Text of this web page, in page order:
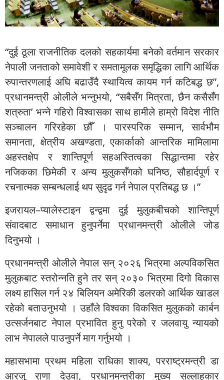
“दुई ठूला राजनीतिक दलको सहकार्यमा बनेको वर्तमान सरकार
नेपाली जनताको समावेशी र समतामूलक समृद्धिका लागि आर्थिक
रुपान्तरणलाई अघि बढाउँदै स्थायित्व कायम गर्न कटिबद्ध छ”,
प्रधानमन्त्री ओलीले भन्नुभयो, “सबैसँग मित्रता, छैन कसैसँग
शत्रुता’ भन्ने गहिरो विश्वासका साथ हामीले हाम्रो विदेश नीति
सञ्चालन गरिरहेका छौँ । पारस्परिक सम्मान, सार्वभौम
समानता, क्षेत्रीय अखण्डता, एकार्काको आन्तरिक मामिलामा
अहस्तक्षेप र शान्तिपूर्ण सहअस्तित्वका सिद्धान्तमा रहेर
नजिकका छिमेकी र अन्य मुलुकसँगको घनिष्ठ, सौहार्दपूर्ण र
रचनात्मक सम्बन्धलाई थप सुदृढ गर्न नेपाल प्रतिबद्ध छ ।”
इजरायल–प्यालेस्टाइन द्वन्द्वमा दुई मुलुकबीचको शान्तिपूर्ण
संवादबाट समाधान हुनुपर्नेमा प्रधानमन्त्री ओलीले जोड
दिनुभयो ।
प्रधानमन्त्री ओलीले नेपाल सन् २०२६ भित्रमा अल्पविकसित
मुलुकबाट स्तरोन्नति हुने तर सन् २०३० भित्रमा दिगो विकास
लक्ष्य हासिल गर्न २४ बिलियन अमेरिकी डलरको आर्थिक खाडल
रहेको बताउनुभयो । उहाँले विश्वका विकसित मुलुकको कार्बन
उत्सर्जनबाट नेपाल प्रभावित हुनु परेको र जलवायु न्यायको
लाभ नेपालले पाउनुपर्ने माग गर्नुभयो ।
महासभामा प्रथम महिला राधिका शाक्य, परराष्ट्रमन्त्री डा
आरजु राणा देउवा, प्रधानमन्त्रीका मुख्य सल्लाहकार